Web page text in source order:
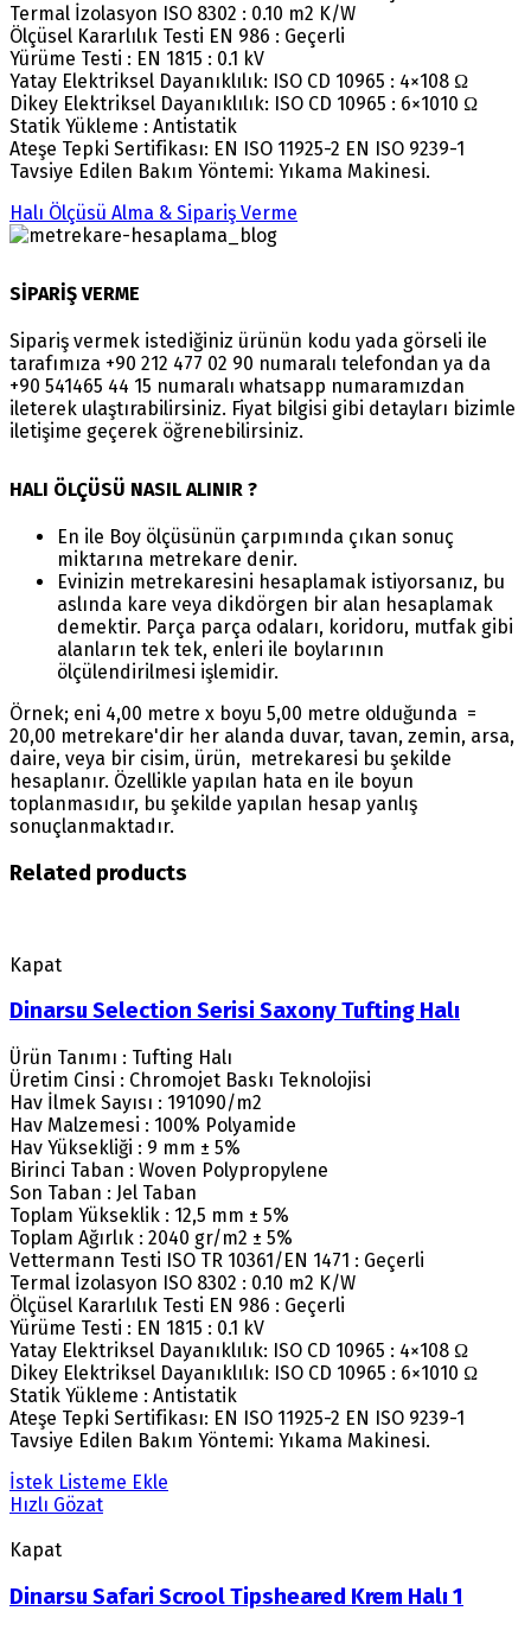
Termal İzolasyon ISO 8302 : 0.10 m2 K/W
Ölçüsel Kararlılık Testi EN 986 : Geçerli
Yürüme Testi : EN 1815 : 0.1 kV
Yatay Elektriksel Dayanıklılık: ISO CD 10965 : 4×108 Ω
Dikey Elektriksel Dayanıklılık: ISO CD 10965 : 6×1010 Ω
Statik Yükleme : Antistatik
Ateşe Tepki Sertifikası: EN ISO 11925-2 EN ISO 9239-1
Tavsiye Edilen Bakım Yöntemi: Yıkama Makinesi.
Halı Ölçüsü Alma & Sipariş Verme
SİPARİŞ VERME
Sipariş vermek istediğiniz ürünün kodu yada görseli ile
tarafımıza +90 212 477 02 90 numaralı telefondan ya da
+90 541465 44 15 numaralı whatsapp numaramızdan
ileterek ulaştırabilirsiniz. Fiyat bilgisi gibi detayları bizimle
iletişime geçerek öğrenebilirsiniz.
HALI ÖLÇÜSÜ NASIL ALINIR ?
En ile Boy ölçüsünün çarpımında çıkan sonuç
miktarına metrekare denir.
Evinizin metrekaresini hesaplamak istiyorsanız, bu
aslında kare veya dikdörgen bir alan hesaplamak
demektir. Parça parça odaları, koridoru, mutfak gibi
alanların tek tek, enleri ile boylarının
ölçülendirilmesi işlemidir.
Örnek; eni 4,00 metre x boyu 5,00 metre olduğunda =
20,00 metrekare'dir her alanda duvar, tavan, zemin, arsa,
daire, veya bir cisim, ürün, metrekaresi bu şekilde
hesaplanır. Özellikle yapılan hata en ile boyun
toplanmasıdır, bu şekilde yapılan hesap yanlış
sonuçlanmaktadır.
Related products
Kapat
Dinarsu Selection Serisi Saxony Tufting Halı
Ürün Tanımı : Tufting Halı
Üretim Cinsi : Chromojet Baskı Teknolojisi
Hav İlmek Sayısı : 191090/m2
Hav Malzemesi : 100% Polyamide
Hav Yüksekliği : 9 mm ± 5%
Birinci Taban : Woven Polypropylene
Son Taban : Jel Taban
Toplam Yükseklik : 12,5 mm ± 5%
Toplam Ağırlık : 2040 gr/m2 ± 5%
Vettermann Testi ISO TR 10361/EN 1471 : Geçerli
Termal İzolasyon ISO 8302 : 0.10 m2 K/W
Ölçüsel Kararlılık Testi EN 986 : Geçerli
Yürüme Testi : EN 1815 : 0.1 kV
Yatay Elektriksel Dayanıklılık: ISO CD 10965 : 4×108 Ω
Dikey Elektriksel Dayanıklılık: ISO CD 10965 : 6×1010 Ω
Statik Yükleme : Antistatik
Ateşe Tepki Sertifikası: EN ISO 11925-2 EN ISO 9239-1
Tavsiye Edilen Bakım Yöntemi: Yıkama Makinesi.
İstek Listeme Ekle
Hızlı Gözat
Kapat
Dinarsu Safari Scrool Tipsheared Krem Halı 1